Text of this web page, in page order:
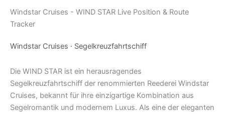
Windstar Cruises - WIND STAR Live Position & Route
Tracker
Windstar Cruises · Segelkreuzfahrtschiff
Die WIND STAR ist ein herausragendes
Segelkreuzfahrtschiff der renommierten Reederei Windstar
Cruises, bekannt für ihre einzigartige Kombination aus
Segelromantik und modernem Luxus. Als eine der eleganten